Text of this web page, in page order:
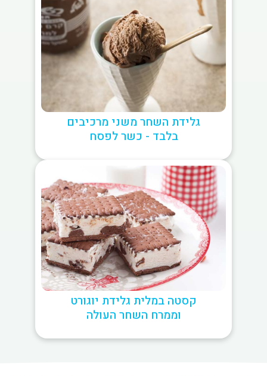
גלידת השחר משני מרכיבים
בלבד - כשר לפסח
קסטה במלית גלידת יוגורט
וממרח השחר העולה